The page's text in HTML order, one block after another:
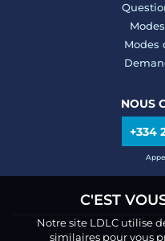
Modes
NOUS
+334
C'EST
Notre site LDLC utilise
similaires pour vous